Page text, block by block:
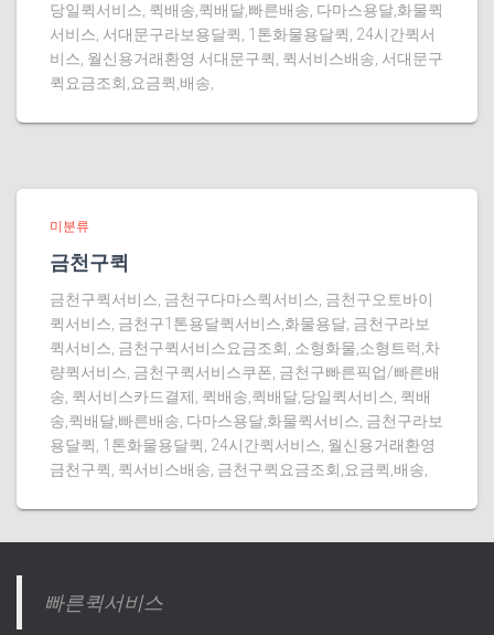
당일퀵서비스, 퀵배송,퀵배달,빠른배송, 다마스용달,화물퀵
서비스, 서대문구라보용달퀵, 1톤화물용달퀵, 24시간퀵서
비스, 월신용거래환영 서대문구퀵, 퀵서비스배송, 서대문구
퀵요금조회,요금퀵,배송,
미분류
금천구퀵
금천구퀵서비스, 금천구다마스퀵서비스, 금천구오토바이
퀵서비스, 금천구1톤용달퀵서비스,화물용달, 금천구라보
퀵서비스, 금천구퀵서비스요금조회, 소형화물,소형트럭,차
량퀵서비스, 금천구퀵서비스쿠폰, 금천구빠른픽업/빠른배
송, 퀵서비스카드결제, 퀵배송,퀵배달,당일퀵서비스, 퀵배
송,퀵배달,빠른배송, 다마스용달,화물퀵서비스, 금천구라보
용달퀵, 1톤화물용달퀵, 24시간퀵서비스, 월신용거래환영
금천구퀵, 퀵서비스배송, 금천구퀵요금조회,요금퀵,배송,
빠른퀵서비스